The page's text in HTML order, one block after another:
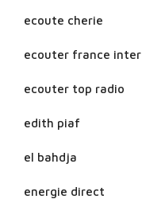
ecoute cherie
ecouter france inter
ecouter top radio
edith piaf
el bahdja
energie direct